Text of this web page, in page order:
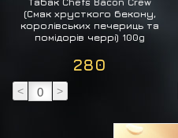
(Смак хрусткого бекону,
королівських печериць та
помідорів черрі) 100g
280
< >